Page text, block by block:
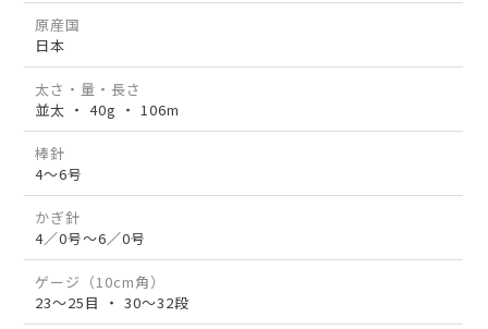
原産国
日本
太さ・量・長さ
並太 ・ 40g ・ 106m
棒針
4～6号
かぎ針
4／0号～6／0号
ゲージ（10cm角）
23～25目 ・ 30～32段